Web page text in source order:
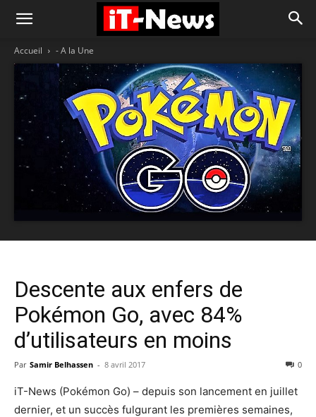
Accueil - A la Une
Descente aux enfers de
Pokémon Go, avec 84%
d’utilisateurs en moins
Par Samir Belhassen - 8 avril 2017 0
iT-News (Pokémon Go) – depuis son lancement en juillet
dernier, et un succès fulgurant les premières semaines,